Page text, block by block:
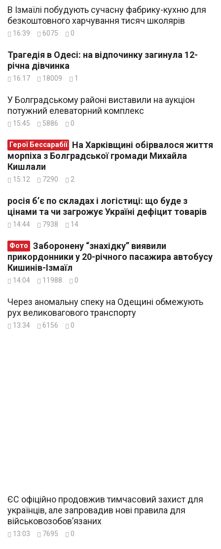
В Ізмаїлі побудують сучасну фабрику-кухню для
безкоштовного харчування тисяч школярів
16:39 6075 0
Трагедія в Одесі: на відпочинку загинула 12-
річна дівчинка
16:17 18009 1
У Болградському районі виставили на аукціон
потужний елеваторний комплекс
15:45 5886 0
Герої Бессарабії
морпіха з Болградської громади Михайла
Кишлали
15:12 7290 2
росія б’є по складах і логістиці: що буде з
цінами та чи загрожує Україні дефіцит товарів
14:44 7938 14
Фото
прикордонники у 20-річного пасажира автобусу
Кишинів-Ізмаїл
14:04 11988 0
Через аномальну спеку на Одещині обмежують
рух великовагового транспорту
13:34 6156 0
ЄС офіційно продовжив тимчасовий захист для
українців, але запровадив нові правила для
військовозобов’язаних
13:03 7695 0